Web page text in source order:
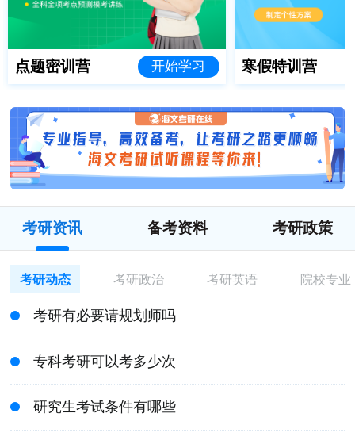
点题密训营 开始学习 寒假特训营
考研资讯 备考资料 考研政策
考研动态 考研政治 考研英语 院校专业
考研有必要请规划师吗
专科考研可以考多少次
研究生考试条件有哪些